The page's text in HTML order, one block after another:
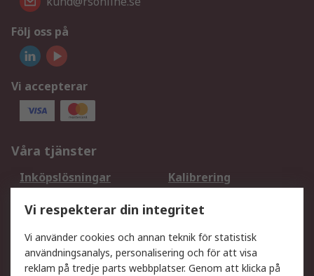
Följ oss på
Vi accepterar
Våra tjänster
Inköpslösningar
Kalibrering
DesignSpark
Teknisk Support
Ditt lokala säljteam
Exportlösningar
Support
Vi respekterar din integritet
Vi använder cookies och annan teknik för statistisk
användningsanalys, personalisering och för att visa
reklam på tredje parts webbplatser. Genom att klicka på